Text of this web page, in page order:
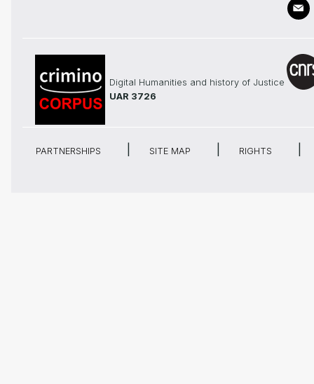
Digital Humanities and history of Justice
UAR 3726
PARTNERSHIPS SITE MAP RIGHTS